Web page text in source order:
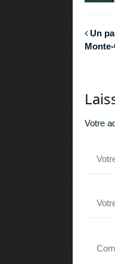
Un
Votre